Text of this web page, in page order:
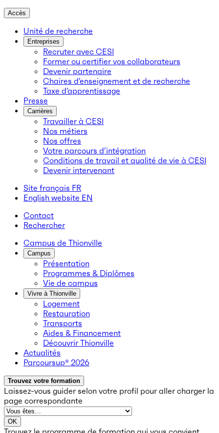
Accès
Unité de recherche
Entreprises
Recruter avec CESI
Former ou certifier vos collaborateurs
Devenir partenaire
Chaires d’enseignement et de recherche
Taxe d’apprentissage
Presse
Carrières
Travailler à CESI
Nos métiers
Nos offres
Votre parcours d’intégration
Conditions de travail et qualité de vie à CESI
Devenir intervenant
Site français FR
English website EN
Contact
Rechercher
Campus de Thionville
Campus
Présentation
Programmes & Diplômes
Vie de campus
Vivre à Thionville
Logement
Restauration
Transports
Aides & Financement
Découvrir Thionville
Actualités
Parcoursup® 2026
Trouvez votre formation
Laissez-vous guider selon votre profil pour aller charger la
page correspondante
OK